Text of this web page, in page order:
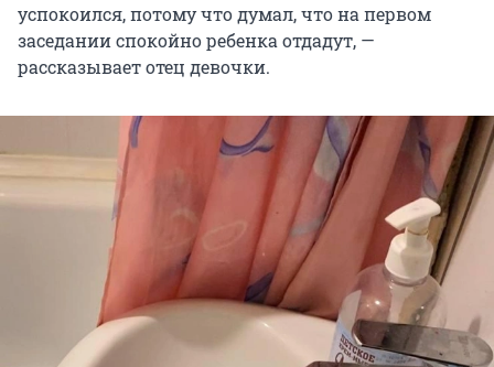
успокоился, потому что думал, что на первом
заседании спокойно ребенка отдадут, —
рассказывает отец девочки.